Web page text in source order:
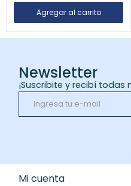
Newsletter
¡Suscribite y recibí todas
Mi cuenta